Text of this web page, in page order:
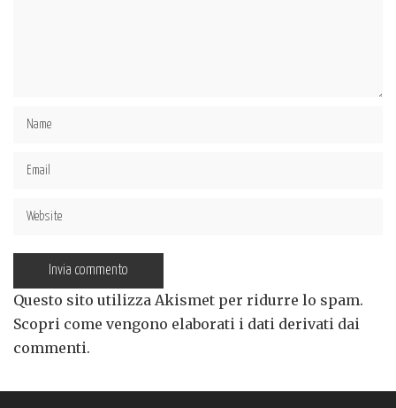
Questo sito utilizza Akismet per ridurre lo spam.
Scopri come vengono elaborati i dati derivati dai
commenti.